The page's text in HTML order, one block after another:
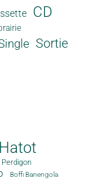
CD
Sortie
Perdigon
Boffi Banengola